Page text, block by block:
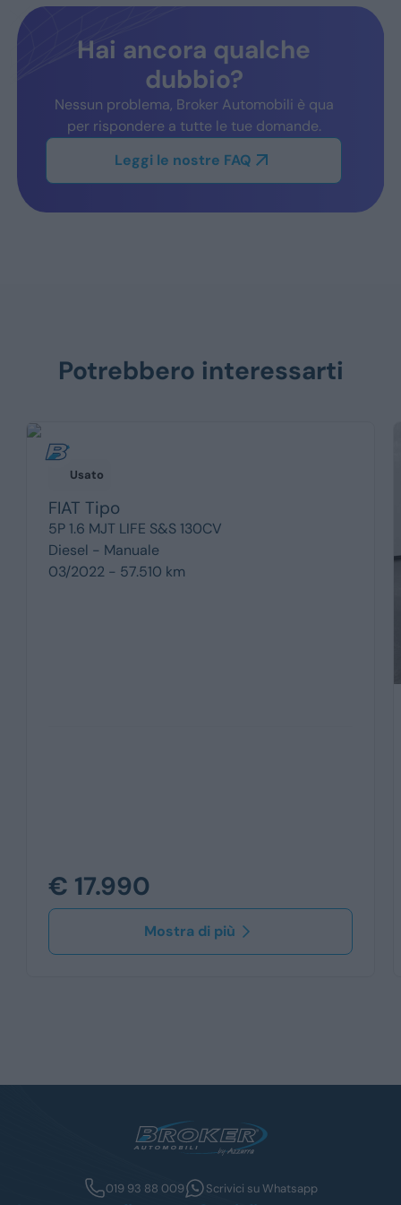
Hai ancora qualche
dubbio?
Nessun problema, Broker Automobili è qua
per rispondere a tutte le tue domande.
Leggi le nostre FAQ
Potrebbero interessarti
Usato
FIAT Tipo
5P 1.6 MJT LIFE S&S 130CV
Diesel - Manuale
03/2022 - 57.510 km
€ 17.990
Mostra di più
019 93 88 009 Scrivici su Whatsapp